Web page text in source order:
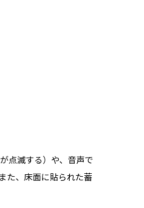
点滅する）や、音声で
た、床面に貼られた蓄